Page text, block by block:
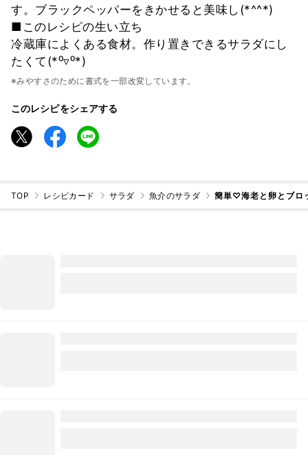
す。ブラックペッパーをきかせると美味し(*^^*)
■このレシピの生い立ち
冷蔵庫によくある食材。作り置きできるサラダにし
たくて(*⁰▿⁰*)
※みやすさのために書式を一部改変しています。
このレシピをシェアする
TOP レシピカード サラダ 魚介のサラダ 簡単♡海老と卵とブロ